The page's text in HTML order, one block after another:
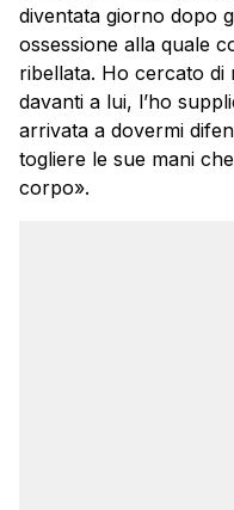
diventata giorno dopo
ossessione alla quale
ribellata. Ho cercato
davanti a lui, l’ho
arrivata a dovermi
togliere le sue mani
corpo».